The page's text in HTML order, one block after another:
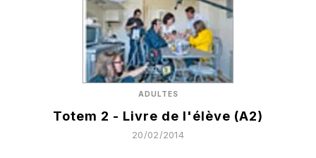
ADULTES
Totem 2 - Livre de l'élève (A2)
20/02/2014